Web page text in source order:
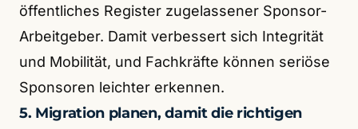
öffentliches Register zugelassener Sponsor-
Arbeitgeber. Damit verbessert sich Integrität
und Mobilität, und Fachkräfte können seriöse
Sponsoren leichter erkennen.
5. Migration planen, damit die richtigen